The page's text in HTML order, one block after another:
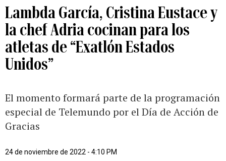
Lambda García, Cristina Eustace y
la chef Adria cocinan para los
atletas de “Exatlón Estados
Unidos”
El momento formará parte de la programación
especial de Telemundo por el Día de Acción de
Gracias
24 de noviembre de 2022 - 4:10 PM